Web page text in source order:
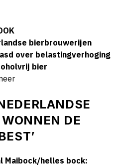
bierbrouwerijen
over belastingverhoging
bier
DE
Maibock/helles bock: